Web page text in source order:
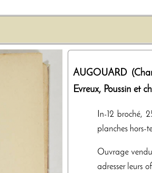
AUGOUARD
Evreux, Poussin et
In-12 broché,
planches hors-
Ouvrage
adresser leurs